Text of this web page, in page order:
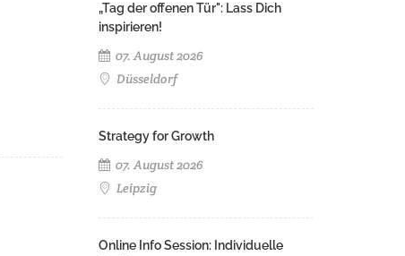
„Tag der offenen Tür": Lass Dich
inspirieren!
07. August 2026
Düsseldorf
Strategy for Growth
07. August 2026
Leipzig
Online Info Session: Individuelle